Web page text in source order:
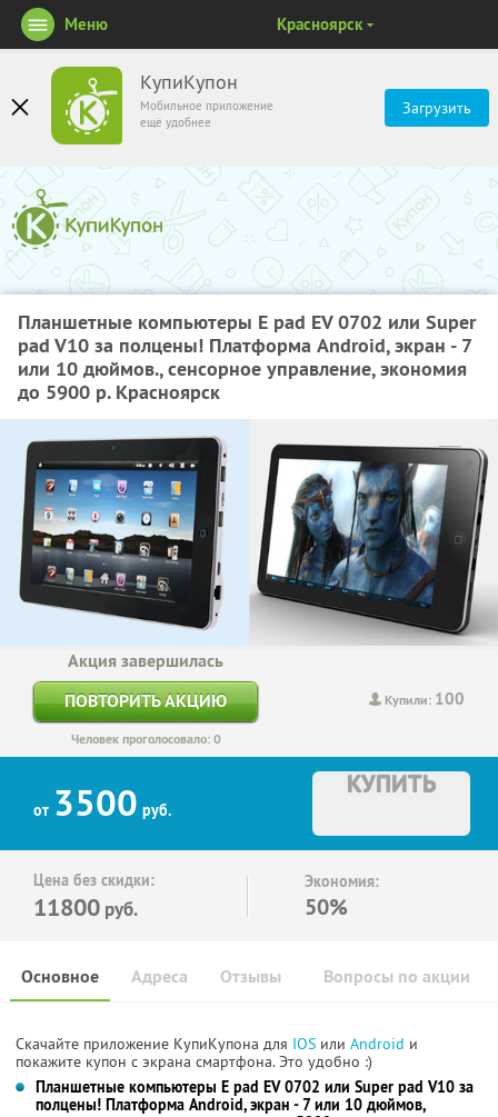
КупиКупон
Мобильное приложение
ещё удобнее
Загрузить
Меню Красноярск
Планшетные компьютеры E pad EV 0702 или Super
pad V10 за полцены! Платформа Android, экран - 7
или 10 дюймов., сенсорное управление, экономия
до 5900 р. Красноярск
Купили: 100
Акция завершилась
ПОВТОРИТЬ АКЦИЮ
Человек проголосовало: 0
от 3500 руб.
КУПИТЬ
Цена без скидки:
11800 руб.
Экономия:
50%
Основное Отзывы Вопросы по акции
Адреса
Скачайте приложение КупиКупона для IOS или Android и
покажите купон с экрана смартфона. Это удобно :)
Планшетные компьютеры E pad EV 0702 или Super pad V10 за
полцены! Платформа Android, экран - 7 или 10 дюймов,